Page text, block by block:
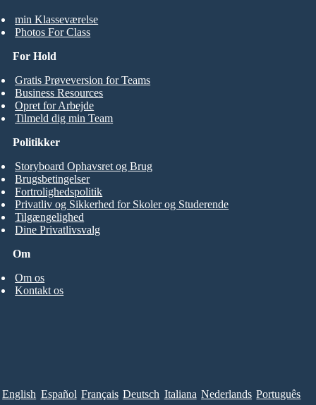
min Klasseværelse
Photos For Class
For Hold
Gratis Prøveversion for Teams
Business Resources
Opret for Arbejde
Tilmeld dig min Team
Om
Om os
Kontakt os
Politikker
Storyboard Ophavsret og Brug
Brugsbetingelser
Fortrolighedspolitik
Privatliv og Sikkerhed for Skoler og Studerende
Tilgængelighed
Dine Privatlivsvalg
English Español Français Deutsch Italiana Nederlands Português